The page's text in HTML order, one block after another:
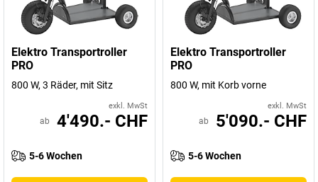
Elektro Transportroller
PRO
800 W, 3 Räder, mit Sitz
exkl. MwSt
ab 4'490.- CHF
5-6 Wochen
Elektro Transportroller
PRO
800 W, mit Korb vorne
exkl. MwSt
ab 5'090.- CHF
5-6 Wochen